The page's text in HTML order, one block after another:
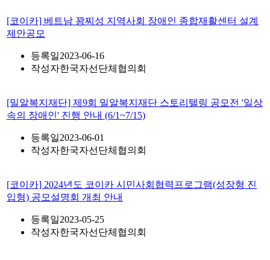
[코이카] 베트남 꽝찌성 지역사회 장애인 종합재활센터 설계
제안공모
등록일2023-06-16
작성자한국자선단체협의회
[밀알복지재단] 제9회 밀알복지재단 스토리텔링 공모전 '일상
속의 장애인' 진행 안내 (6/1~7/15)
등록일2023-06-01
작성자한국자선단체협의회
[코이카] 2024년도 코이카 시민사회협력프로그램(성장형 진
입형) 공모설명회 개최 안내
등록일2023-05-25
작성자한국자선단체협의회